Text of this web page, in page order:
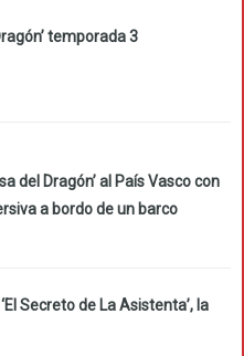
temporada 3
del Dragón’ al País Vasco con
a bordo de un barco
Secreto de La Asistenta’, la